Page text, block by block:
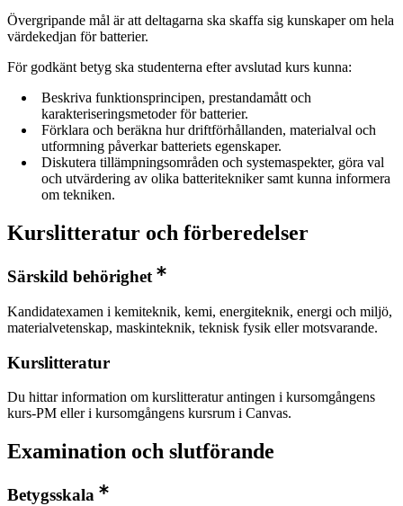
Övergripande mål är att deltagarna ska skaffa sig kunskaper om hela
värdekedjan för batterier.
För godkänt betyg ska studenterna efter avslutad kurs kunna:
Beskriva funktionsprincipen, prestandamått och
karakteriseringsmetoder för batterier.
Förklara och beräkna hur driftförhållanden, materialval och
utformning påverkar batteriets egenskaper.
Diskutera tillämpningsområden och systemaspekter, göra val
och utvärdering av olika batteritekniker samt kunna informera
om tekniken.
Kurslitteratur och förberedelser
Särskild behörighet
Kandidatexamen i kemiteknik, kemi, energiteknik, energi och miljö,
materialvetenskap, maskinteknik, teknisk fysik eller motsvarande.
Kurslitteratur
Du hittar information om kurslitteratur antingen i kursomgångens
kurs-PM eller i kursomgångens kursrum i Canvas.
Examination och slutförande
Betygsskala